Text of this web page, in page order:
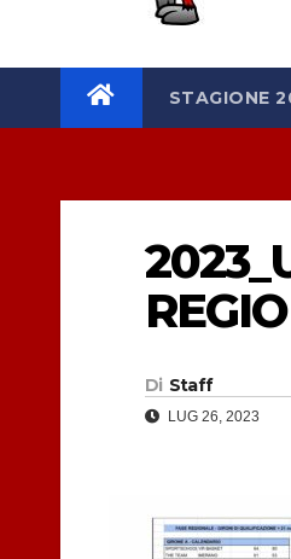
STAGIONE
Di Staff
LUG 26, 2023